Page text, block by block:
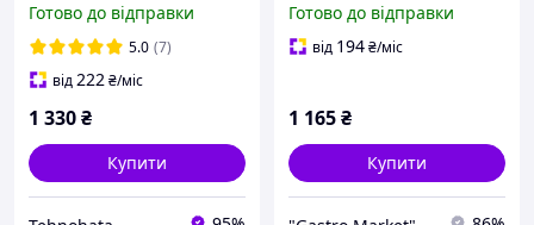
КРИШКОЮ 28 Х 7 СМ
EDENBERG EB-13078
Готово до відправки
5.0 (7)
від222₴/міс
1 330₴
Купити
Готово до відправки
від 194₴/міс
1 165₴
Купити